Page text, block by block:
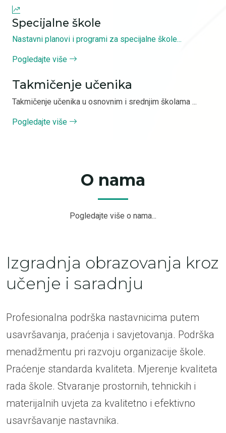
Specijalne škole
Nastavni planovi i programi za specijalne škole...
Pogledajte više
Takmičenje učenika
Takmičenje učenika u osnovnim i srednjim školama ...
Pogledajte više
O nama
Pogledajte više o nama...
Izgradnja obrazovanja kroz
učenje i saradnju
Profesionalna podrška nastavnicima putem
usavršavanja, praćenja i savjetovanja. Podrška
menadžmentu pri razvoju organizacije škole.
Praćenje standarda kvaliteta. Mjerenje kvaliteta
rada škole. Stvaranje prostornih, tehnickih i
materijalnih uvjeta za kvalitetno i efektivno
usavršavanje nastavnika.